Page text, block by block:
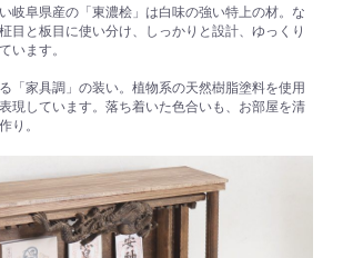
岐阜県産の「東濃桧」は白味の強い特上の材。な
目と板目に使い分け、しっかりと設計、ゆっくり
います。
「家具調」の装い。植物系の天然樹脂塗料を使用
現しています。落ち着いた色合いも、お部屋を清
り。